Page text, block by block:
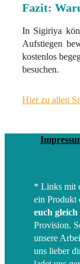
Fazit:
In Sigiriya
Aufstiegen
kostenlos
besuchen.
Hier zu allen
* Links mit
ein Produkt
euch gleich
Provision.
unsere
uns lieber